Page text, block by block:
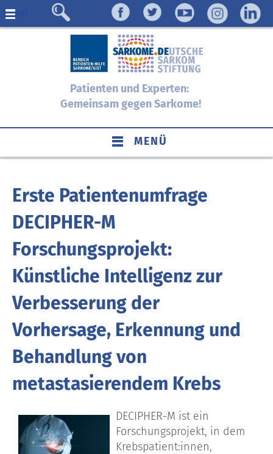
Menü
Patienten und Experten:
Gemeinsam gegen Sarkome!
MENÜ
Erste Patientenumfrage
DECIPHER-M
Forschungsprojekt:
Künstliche Intelligenz zur
Verbesserung der
Vorhersage, Erkennung und
Behandlung von
metastasierendem Krebs
DECIPHER-M ist ein
Forschungsprojekt, in dem
Krebspatient:innen,